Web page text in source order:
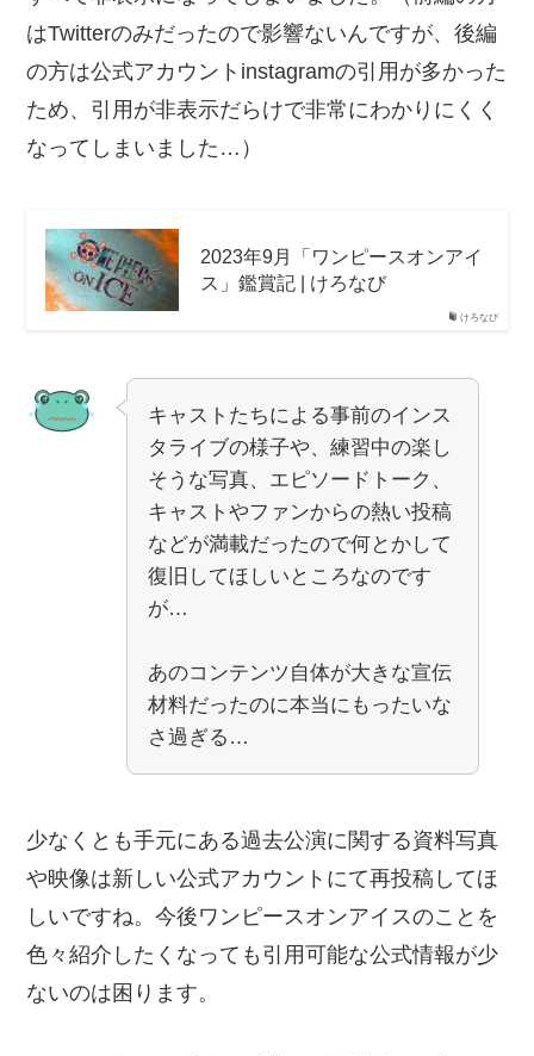
はTwitterのみだったので影響ないんですが、後編
の方は公式アカウントinstagramの引用が多かった
ため、引用が非表示だらけで非常にわかりにくく
なってしまいました…）
けろなび
2023年9月「ワンピースオンアイ
ス」鑑賞記 | けろなび
キャストたちによる事前のインス
タライブの様子や、練習中の楽し
そうな写真、エピソードトーク、
キャストやファンからの熱い投稿
などが満載だったので何とかして
復旧してほしいところなのです
が…
あのコンテンツ自体が大きな宣伝
材料だったのに本当にもったいな
さ過ぎる…
少なくとも手元にある過去公演に関する資料写真
や映像は新しい公式アカウントにて再投稿してほ
しいですね。今後ワンピースオンアイスのことを
色々紹介したくなっても引用可能な公式情報が少
ないのは困ります。